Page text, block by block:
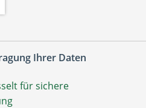
Ihrer Daten
für sichere